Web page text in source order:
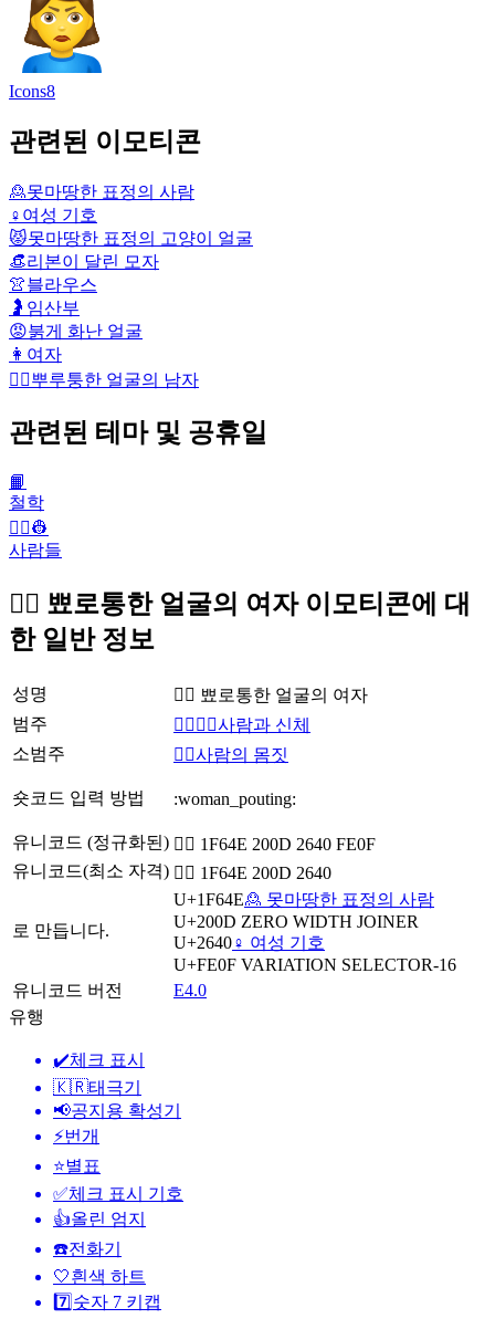
Icons8
관련된 이모티콘
🙎못마땅한 표정의 사람
♀️ 여성 기호
😾못마땅한 표정의 고양이 얼굴
👒리본이 달린 모자
👚블라우스
🤰 임산부
😡붉게 화난 얼굴
👩 여자
🙎‍♂️뿌루퉁한 얼굴의 남자
관련된 테마 및 공휴일
📙
철학
👨‍✈️👷
사람들
🙎‍♀️ 뾰로통한 얼굴의 여자 이모티콘에 대
한 일반 정보
성명
🙎‍♀️ 뾰로통한 얼굴의 여자
범주
👩‍❤️‍💋‍👨사람과 신체
소범주
🙅‍♀️사람의 몸짓
숏코드 입력 방법 :woman_pouting:
유니코드 (정규화된) 🙎‍♀️ 1F64E 200D 2640 FE0F
유니코드(최소 자격) 🙎‍♀ 1F64E 200D 2640
로 만듭니다.
U+1F64E🙎 못마땅한 표정의 사람
U+200D ZERO WIDTH JOINER
U+2640♀️ 여성 기호
U+FE0F VARIATION SELECTOR-16
유니코드 버전
E4.0
유행
✔️체크 표시
🇰🇷태극기
📢공지용 확성기
⚡번개
⭐별표
✅체크 표시 기호
👍올린 엄지
☎️전화기
🤍흰색 하트
7️⃣ 숫자 7 키캡